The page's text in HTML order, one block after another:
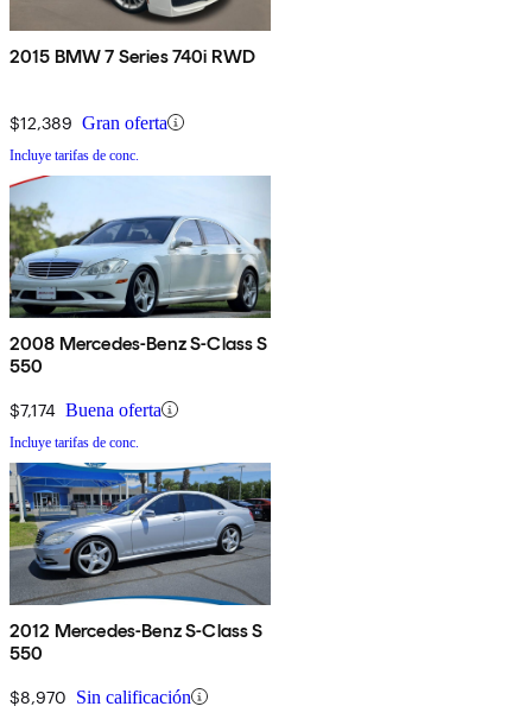
2015 BMW 7 Series 740i RWD
$12,389 Gran oferta
Incluye tarifas de conc.
2008 Mercedes-Benz S-Class S
550
$7,174 Buena oferta
Incluye tarifas de conc.
2012 Mercedes-Benz S-Class S
550
$8,970 Sin calificación